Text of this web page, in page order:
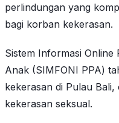
perlindungan yang
bagi korban kekerasan.
Sistem Informasi
Anak (SIMFONI PPA)
kekerasan di Pulau
kekerasan seksual.